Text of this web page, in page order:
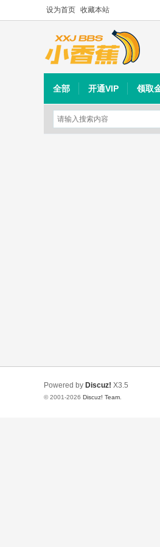
设为首页 收藏本站
全部 开通VIP 领取
Powered by Discuz! X3.5
© 2001-2026 Discuz! Team